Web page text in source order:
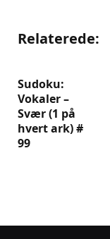
Relaterede:
Sudoku:
Vokaler –
Svær (1 på
hvert ark) #
99